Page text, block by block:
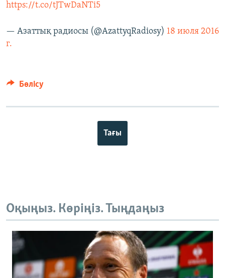
https://t.co/tJTwDaNTi5
— Азаттық радиосы (@AzattyqRadiosy) 18 июля 2016
г.
Бөлісу
Тағы
Оқыңыз. Көріңіз. Тыңдаңыз